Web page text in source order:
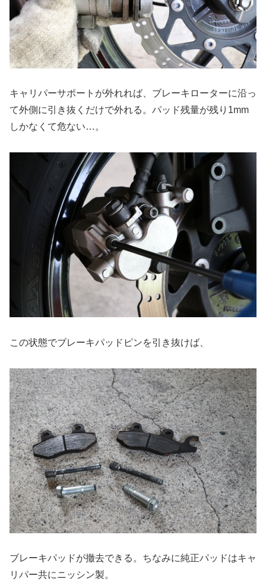
キャリパーサポートが外れれば、ブレーキローターに沿っ
て外側に引き抜くだけで外れる。パッド残量が残り1mm
しかなくて危ない…。
この状態でブレーキパッドピンを引き抜けば、
ブレーキパッドが撤去できる。ちなみに純正パッドはキャ
リパー共にニッシン製。